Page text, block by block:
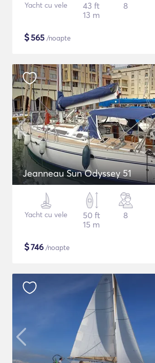
Yacht cu vele
43 ft
13 m
8
$565 /noapte
Jeanneau Sun Odyssey 51
Yacht cu vele
50 ft
15 m
8
$746 /noapte